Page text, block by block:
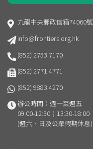
九龍中央郵政信箱74060號
info@frontiers.org.hk
(852) 2753 7170
(852) 2771 4771
(852) 9883 4270
辦公時間：週一至週五
09:00-12:30；13:30-18:00
(週六、日及公眾假期休息)